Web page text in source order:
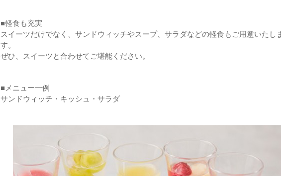
■軽食も充実
スイーツだけでなく、サンドウィッチやスープ、サラダなどの軽食もご用意いたし
す。
ぜひ、スイーツと合わせてご堪能ください。
■メニュー一例
サンドウィッチ・キッシュ・サラダ